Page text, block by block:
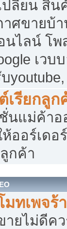
ปลี่ยน สิน
าศขายบ้
นไลน์ โพ
เวบ
บ
เรียกลูก
นแม่ค้าอ
ออร์เดอ
กค้า
มทเพจร้
ายไม่ดีค